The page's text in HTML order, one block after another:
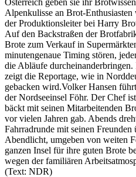
Österreich geben sie ihr
Alpenkulisse an Brot-
der Produktionsleiter bei Harry
Auf den Backstraßen der
Brote zum Verkauf in
minutengenaue Timing stören,
die Abläufe
zeigt die Reportage, wie in
gebacken wird.Volker Hansen
der Nordseeinsel Föhr. Der Chef
bäckt mit seinen Mitarbeitenden
vor vielen Jahren gab. Abends
Fahrradrunde mit seinen
Abendlicht, umgeben von weiten
ganzen Insel für ihre guten Brote
wegen der familiären
(Text: NDR)